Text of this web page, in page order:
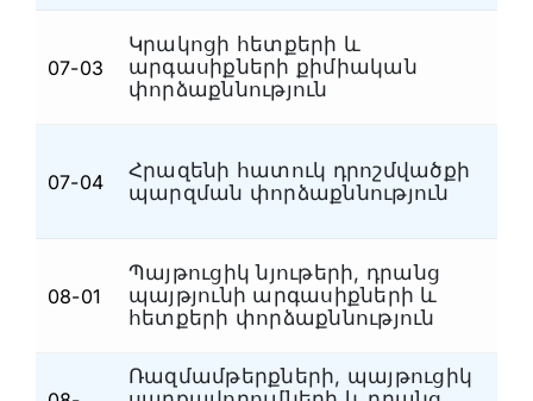
07-03
Կրակոցի հետքերի և
արգասիքների քիմիական
փորձաքննություն
07-04
Հրազենի հատուկ դրոշմվածքի
պարզման փորձաքննություն
08-01
Պայթուցիկ նյութերի, դրանց
պայթյունի արգասիքների և
հետքերի փորձաքննություն
Ռազմամթերքների, պայթուցիկ